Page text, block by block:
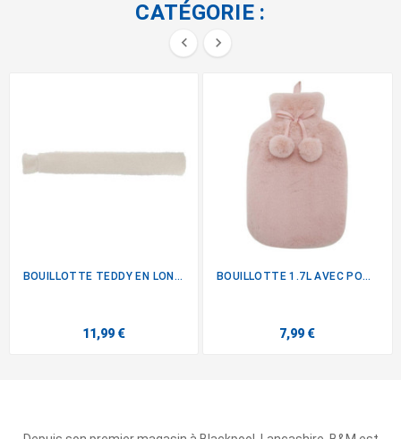
CATÉGORIE :
 
BOUILLOTTE TEDDY EN LONGUEUR
11,99 €
BOUILLOTTE 1.7L AVEC POMPON...
7,99 €